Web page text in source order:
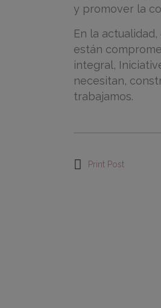
y promover la
En la
están
integral,
necesitan,
trabajamos.
Print Post